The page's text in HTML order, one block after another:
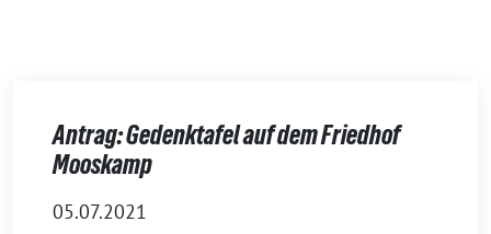
Antrag: Gedenktafel auf dem Friedhof
Mooskamp
05.07.2021